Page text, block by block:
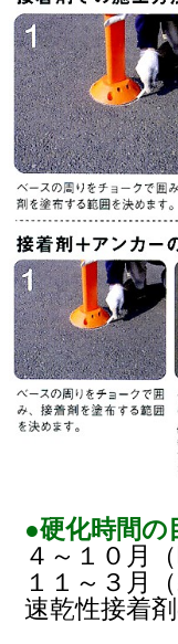
●硬化時間の
４～１０月
１１～３月
速乾性接着